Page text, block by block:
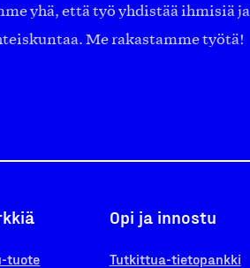
yhä, että työ yhdistää ihmisiä ja
Me rakastamme työtä!
tuote
Opi ja innostu
Tutkittua-tietopankki